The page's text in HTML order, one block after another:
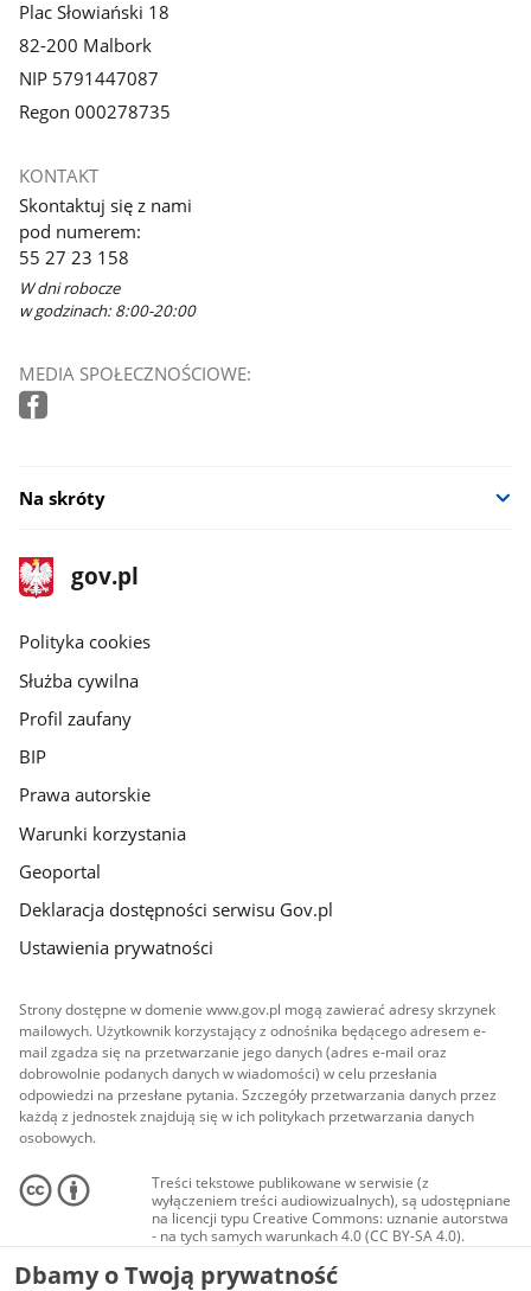
Plac Słowiański 18
82-200 Malbork
NIP 5791447087
Regon 000278735
KONTAKT
Skontaktuj się z nami
pod numerem:
55 27 23 158
W dni robocze
w godzinach: 8:00-20:00
MEDIA SPOŁECZNOŚCIOWE:
Na skróty
stopka
gov.pl
Strona
gov.pl
gov.pl
Polityka cookies
Służba cywilna
Profil zaufany
BIP
Prawa autorskie
Warunki korzystania
Geoportal
Deklaracja dostępności serwisu Gov.pl
Ustawienia prywatności
Strony dostępne w domenie www.gov.pl mogą zawierać adresy skrzynek
mailowych. Użytkownik korzystający z odnośnika będącego adresem e-
mail zgadza się na przetwarzanie jego danych (adres e-mail oraz
dobrowolnie podanych danych w wiadomości) w celu przesłania
odpowiedzi na przesłane pytania. Szczegóły przetwarzania danych przez
każdą z jednostek znajdują się w ich politykach przetwarzania danych
osobowych.
Treści tekstowe publikowane w serwisie (z
wyłączeniem treści audiowizualnych), są udostępniane
na licencji typu Creative Commons: uznanie autorstwa
- na tych samych warunkach 4.0 (CC BY-SA 4.0).
Materiały audiowizualne, w tym zdjęcia, materiały
audio i wideo, są udostępniane na licencji typu
Dbamy o Twoją prywatność